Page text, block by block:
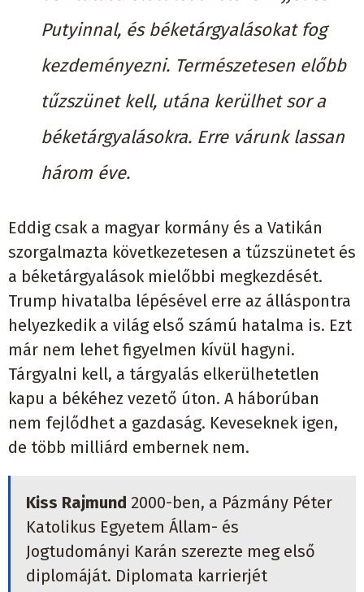
Putyinnal, és béketárgyalásokat fog
kezdeményezni. Természetesen előbb
tűzszünet kell, utána kerülhet sor a
béketárgyalásokra. Erre várunk lassan
három éve.
Eddig csak a magyar kormány és a Vatikán
szorgalmazta következetesen a tűzszünetet és
a béketárgyalások mielőbbi megkezdését.
Trump hivatalba lépésével erre az álláspontra
helyezkedik a világ első számú hatalma is. Ezt
már nem lehet figyelmen kívül hagyni.
Tárgyalni kell, a tárgyalás elkerülhetetlen
kapu a békéhez vezető úton. A háborúban
nem fejlődhet a gazdaság. Keveseknek igen,
de több milliárd embernek nem.
Kiss Rajmund 2000-ben, a Pázmány Péter
Katolikus Egyetem Állam- és
Jogtudományi Karán szerezte meg első
diplomáját. Diplomata karrierjét